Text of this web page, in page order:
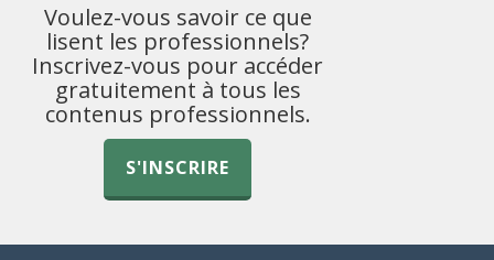
Voulez-vous savoir ce que
lisent les professionnels?
Inscrivez-vous pour accéder
gratuitement à tous les
contenus professionnels.
S'INSCRIRE